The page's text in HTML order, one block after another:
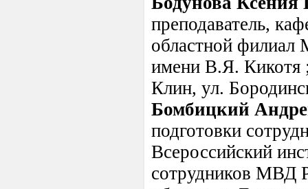
преподаватель,
областной филиал
имени В.Я. Кикотя
Клин, ул.
Бомбицкий
подготовки
Всероссийский
сотрудников МВД